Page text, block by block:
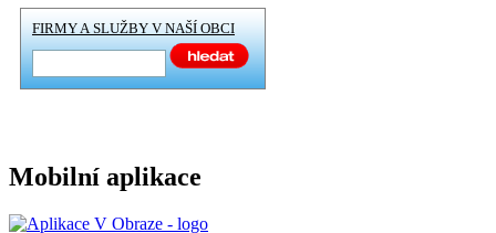
FIRMY A SLUŽBY V NAŠÍ OBCI
Mobilní aplikace